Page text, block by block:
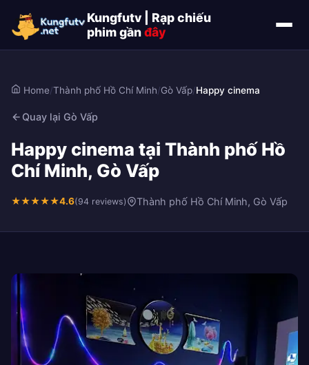
Kungfutv | Rạp chiếu
phim gầnđây
Home/Thành phố Hồ Chí Minh/Gò Vấp/Happy cinema
Quay lại Gò Vấp
Happy cinema tại Thành phố Hồ
Chí Minh, Gò Vấp
★★★★★4.6(94 reviews) Thành phố Hồ Chí Minh, Gò Vấp